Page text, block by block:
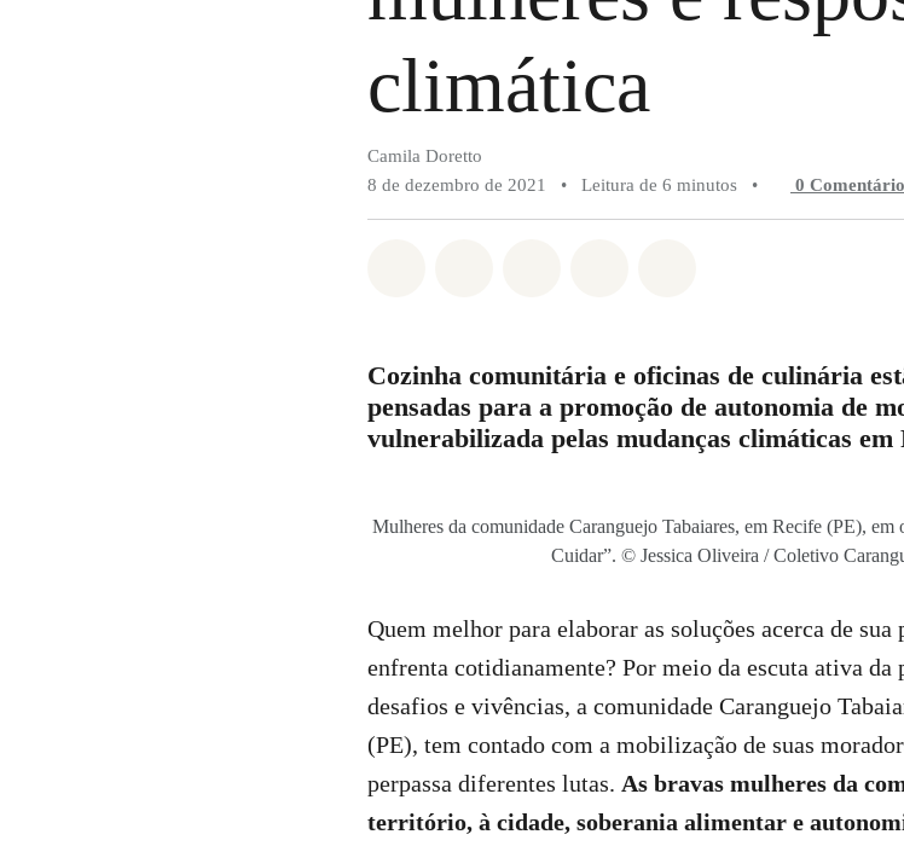
climática
Camila Doretto
8 de dezembro de 2021
• Leitura de 6 minutos • 0
Cozinha comunitária e oficinas de culinária
pensadas para a promoção de autonomia de
vulnerabilizada pelas mudanças climáticas em
Mulheres da comunidade Caranguejo Tabaiares, em Recife (PE),
Cuidar”. © Jessica Oliveira / Coletivo
Quem melhor para elaborar as soluções acerca de
enfrenta cotidianamente? Por meio da escuta ativa da
desafios e vivências, a comunidade Caranguejo
(PE), tem contado com a mobilização de suas
perpassa diferentes lutas. As bravas mulheres da
território, à cidade, soberania alimentar e